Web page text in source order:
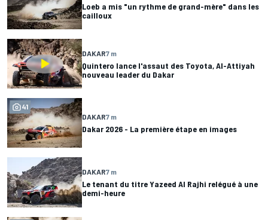
Loeb a mis "un rythme de grand-mère" dans les
cailloux
DAKAR7 m
Quintero lance l'assaut des Toyota, Al-Attiyah
nouveau leader du Dakar
41
DAKAR7 m
Dakar 2026 - La première étape en images
DAKAR7 m
Le tenant du titre Yazeed Al Rajhi relégué à une
demi-heure